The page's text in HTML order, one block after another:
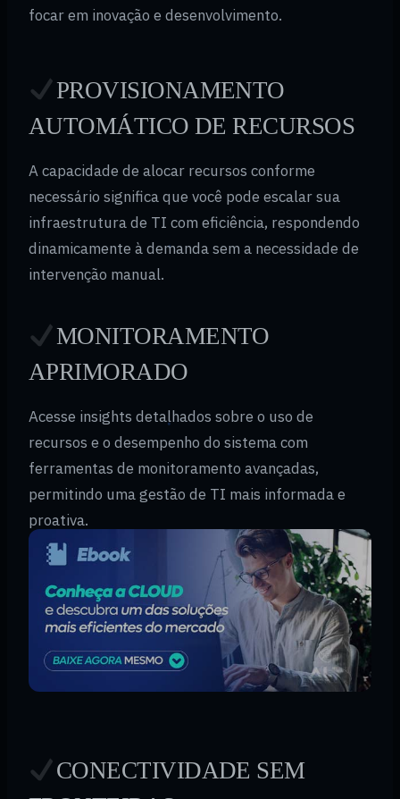
focar em inovação e desenvolvimento.
PROVISIONAMENTO
AUTOMÁTICO DE RECURSOS
A capacidade de alocar recursos conforme
necessário significa que você pode escalar sua
infraestrutura de TI com eficiência, respondendo
dinamicamente à demanda sem a necessidade de
intervenção manual.
MONITORAMENTO
APRIMORADO
Acesse insights detalhados sobre o uso de
recursos e o desempenho do sistema com
ferramentas de monitoramento avançadas,
permitindo uma gestão de TI mais informada e
proativa.
CONECTIVIDADE SEM